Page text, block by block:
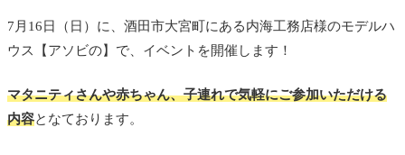
7月16日（日）に、酒田市大宮町にある内海工務店様のモデルハ
ウス【アソビの】で、イベントを開催します！
マタニティさんや赤ちゃん、子連れで気軽にご参加いただける
内容となております。